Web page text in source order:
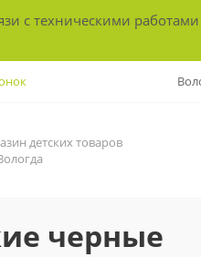
с техническими
детских товаров
черные